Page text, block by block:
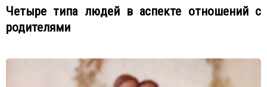
Четыре типа людей в аспекте отношений с
родителями